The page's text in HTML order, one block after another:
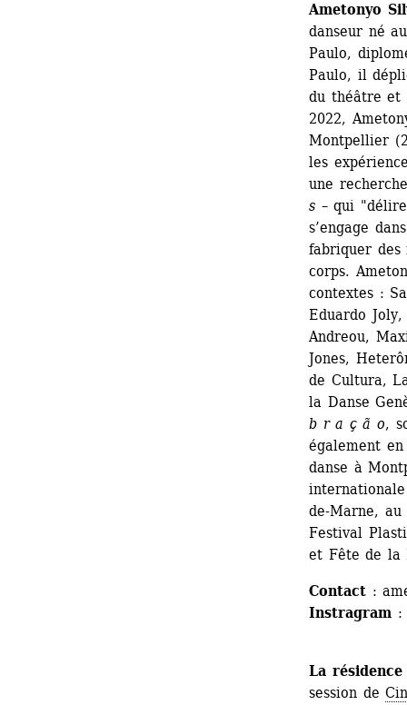
Ametonyo
danseur né
Paulo,
Paulo, il
du théâtre et
2022,
Montpellier
les
une
s – qui
s’engage
fabriquer des
corps.
contextes :
Eduardo
Andreou,
Jones,
de Cultura,
la Danse
b r a ç ã o,
également
danse à
de-Marne,
Festival
et Fête de la
Contact :
Instragram
La résidence
session de